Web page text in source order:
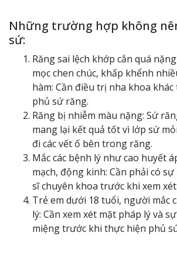
Những trường hợp không
sứ:
Răng sai lệch khớp cắn quá
mọc chen chúc, khấp khểnh
hàm: Cần điều trị nha khoa
phủ sứ răng.
Răng bị nhiễm màu nặng: Sứ
mang lại kết quả tốt vì lớp sứ
đi các vết ố bên trong răng.
Mắc các bệnh lý như cao huyết
mạch, động kinh: Cần phải có
sĩ chuyên khoa trước khi xem
Trẻ em dưới 18 tuổi, người mắc
lý: Cần xem xét mặt pháp lý và
miệng trước khi thực hiện phủ